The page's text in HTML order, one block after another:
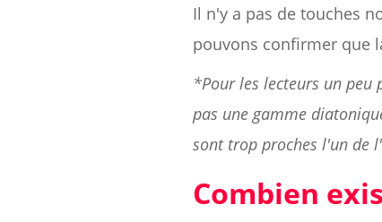
Il n'y a pas de touches
pouvons confirmer que
*Pour les lecteurs un peu
pas une gamme
sont trop proches l'un de
Combien